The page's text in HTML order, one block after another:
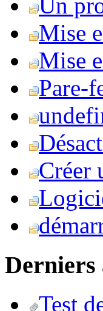
Mise
Mise
Pare-
Créer
Derniers
Test